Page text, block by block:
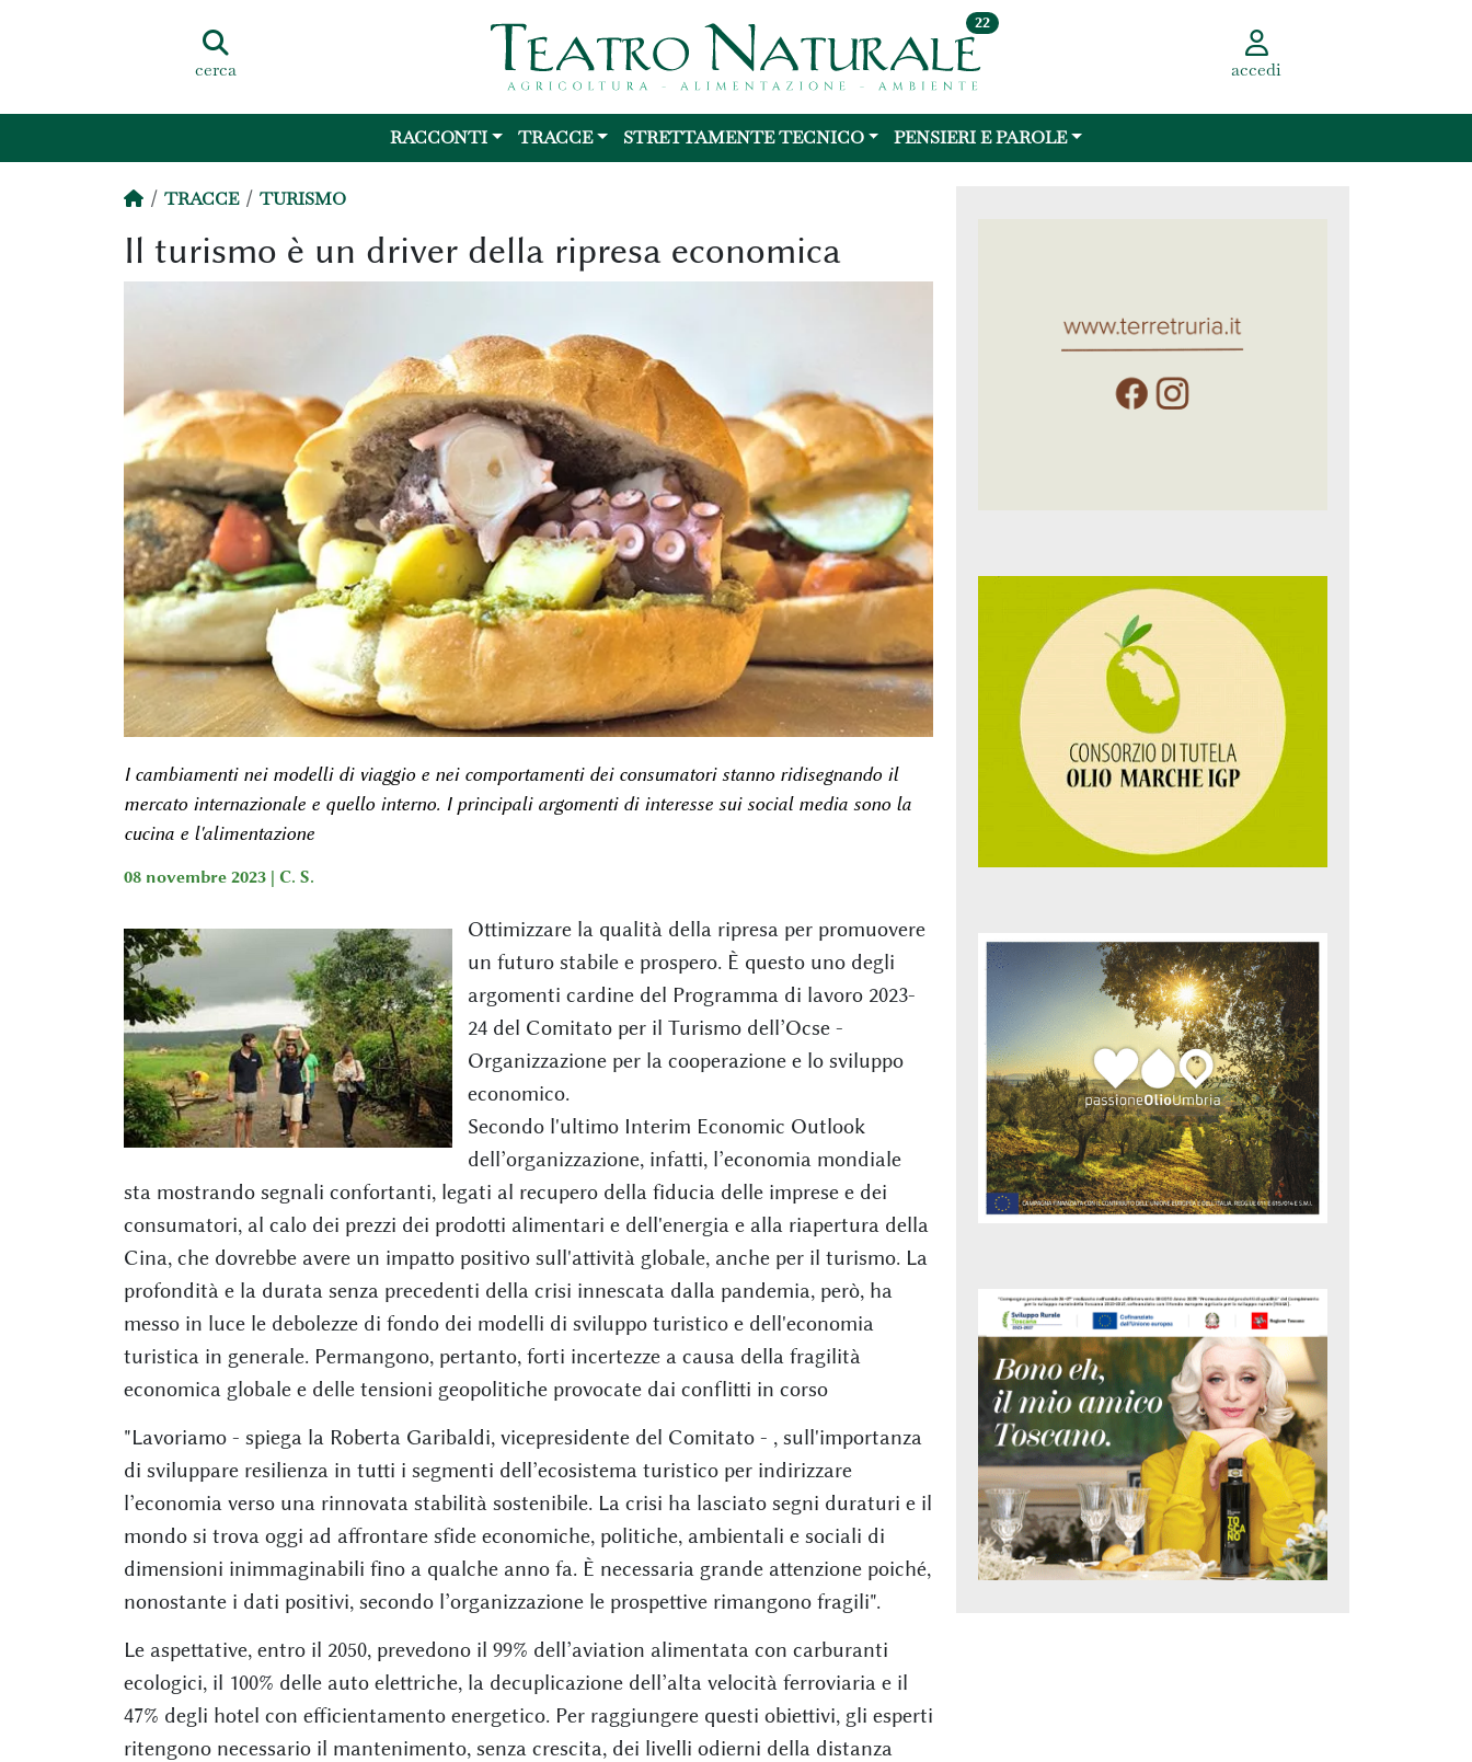
cerca
22
accedi
RACCONTI TRACCE STRETTAMENTE TECNICO PENSIERI E PAROLE
TRACCE TURISMO
Il turismo è un driver della ripresa economica
I cambiamenti nei modelli di viaggio e nei comportamenti dei consumatori stanno ridisegnando il
mercato internazionale e quello interno. I principali argomenti di interesse sui social media sono la
cucina e l'alimentazione
08 novembre 2023 | C. S.
Ottimizzare la qualità della ripresa per promuovere
un futuro stabile e prospero. È questo uno degli
argomenti cardine del Programma di lavoro 2023-
24 del Comitato per il Turismo dell’Ocse -
Organizzazione per la cooperazione e lo sviluppo
economico.
Secondo l'ultimo Interim Economic Outlook
dell’organizzazione, infatti, l’economia mondiale
sta mostrando segnali confortanti, legati al recupero della fiducia delle imprese e dei
consumatori, al calo dei prezzi dei prodotti alimentari e dell'energia e alla riapertura della
Cina, che dovrebbe avere un impatto positivo sull'attività globale, anche per il turismo. La
profondità e la durata senza precedenti della crisi innescata dalla pandemia, però, ha
messo in luce le debolezze di fondo dei modelli di sviluppo turistico e dell'economia
turistica in generale. Permangono, pertanto, forti incertezze a causa della fragilità
economica globale e delle tensioni geopolitiche provocate dai conflitti in corso
"Lavoriamo - spiega la Roberta Garibaldi, vicepresidente del Comitato - , sull'importanza
di sviluppare resilienza in tutti i segmenti dell’ecosistema turistico per indirizzare
l’economia verso una rinnovata stabilità sostenibile. La crisi ha lasciato segni duraturi e il
mondo si trova oggi ad affrontare sfide economiche, politiche, ambientali e sociali di
dimensioni inimmaginabili fino a qualche anno fa. È necessaria grande attenzione poiché,
nonostante i dati positivi, secondo l’organizzazione le prospettive rimangono fragili".
Le aspettative, entro il 2050, prevedono il 99% dell’aviation alimentata con carburanti
ecologici, il 100% delle auto elettriche, la decuplicazione dell’alta velocità ferroviaria e il
47% degli hotel con efficientamento energetico. Per raggiungere questi obiettivi, gli esperti
ritengono necessario il mantenimento, senza crescita, dei livelli odierni della distanza